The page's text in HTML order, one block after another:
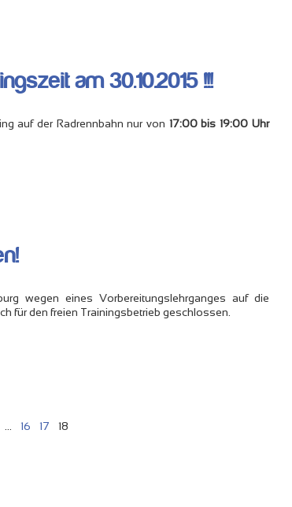
am 30.10.2015 !!!
auf der Radrennbahn nur von 17:00 bis 19:00 Uhr
wegen eines Vorbereitungslehrganges auf die
für den freien Trainingsbetrieb geschlossen.
16 17 18